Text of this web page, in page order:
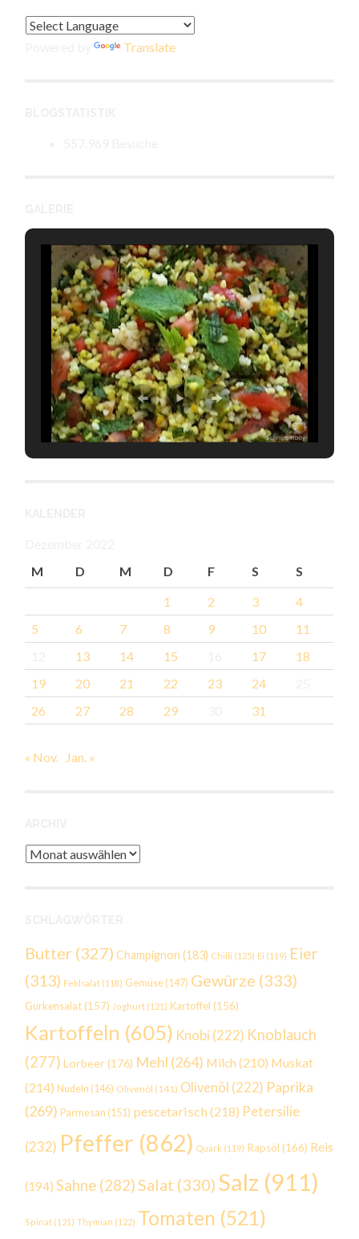
Powered by Translate
M
D M D F S
S
1
2 3
4
5
6 7 8 9 10
11
13 14 15 17
18
19
20 21 22 23 24
26
27 28 29 31
« Nov. Jan. »
Archiv
Butter (327) Champignon (183) Chilli (125) Ei (119) Eier
(313) Feldsalat (118) Gemüse (147) Gewürze (333)
Gurkensalat (157) Joghurt (121) Kartoffel (156)
Kartoffeln (605) Knobi (222) Knoblauch
(277) Lorbeer (176) Mehl (264) Milch (210) Muskat
(214) Nudeln (146) Olivenöl (141) Olivenöl (222) Paprika
(269) Parmesan (151) pescetarisch (218) Petersilie
(232) Pfeffer (862) Quark (119) Rapsöl (166) Reis
(194) Sahne (282)Salat (330) Salz (911)
Spinat (121) Thymian (122) Tomaten (521)